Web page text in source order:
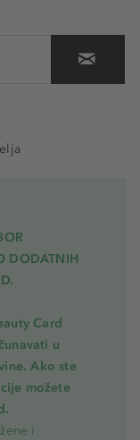
DODATNIH
Card
u
Ako ste
možete
i